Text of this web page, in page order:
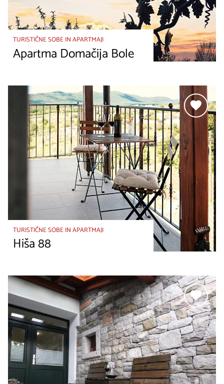
TURISTIČNE SOBE IN APARTMAJI
Apartma Domačija Bole
TURISTIČNE SOBE IN APARTMAJI
Hiša 88